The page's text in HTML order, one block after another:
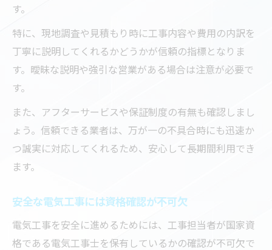
す。
特に、現地調査や見積もり時に工事内容や費用の内訳を
丁寧に説明してくれるかどうかが信頼の指標となりま
す。曖昧な説明や強引な営業がある場合は注意が必要で
す。
また、アフターサービスや保証制度の有無も確認しまし
ょう。信頼できる業者は、万が一の不具合時にも迅速か
つ誠実に対応してくれるため、安心して長期間利用でき
ます。
安全な電気工事には資格確認が不可欠
電気工事を安全に進めるためには、工事担当者が国家資
格である電気工事士を保有しているかの確認が不可欠で